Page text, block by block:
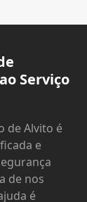
Serviço
de Alvito é
e
de nos
é